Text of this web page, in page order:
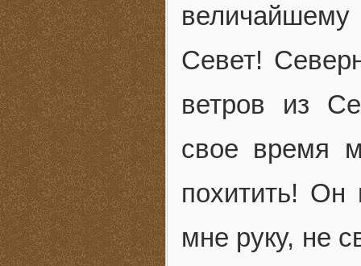
Севет!
ветров из
свое время
похитить! Он
мне руку, не